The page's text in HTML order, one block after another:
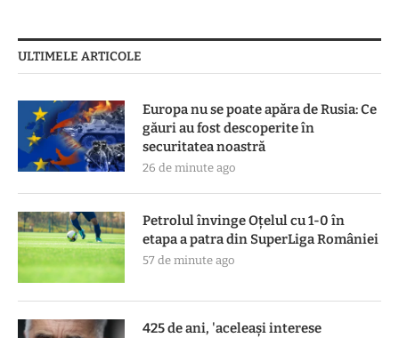
ULTIMELE ARTICOLE
Europa nu se poate apăra de Rusia: Ce
găuri au fost descoperite în
securitatea noastră
26 de minute ago
Petrolul învinge Oțelul cu 1-0 în
etapa a patra din SuperLiga României
57 de minute ago
425 de ani, 'aceleași interese